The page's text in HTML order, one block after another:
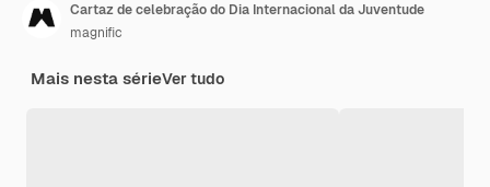
Cartaz de celebração do Dia Internacional da Juventude
magnific
Mais nesta sérieVer tudo